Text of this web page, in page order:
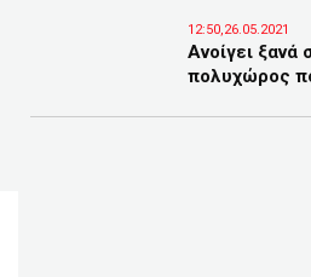
12:50,26.05.2021
Ανοίγει
πολυχώρος